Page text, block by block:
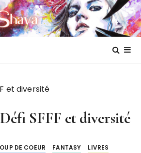
de Shaya
et diversité
Défi SFFF et diversité
DE COEUR FANTASY
LIVRES